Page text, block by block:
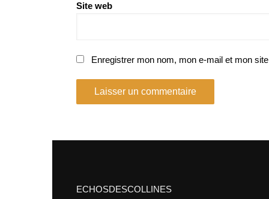
Site web
Enregistrer mon nom, mon e-mail et mon
ECHOSDESCOLLINES